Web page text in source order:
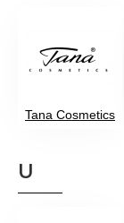
Tana Cosmetics
U